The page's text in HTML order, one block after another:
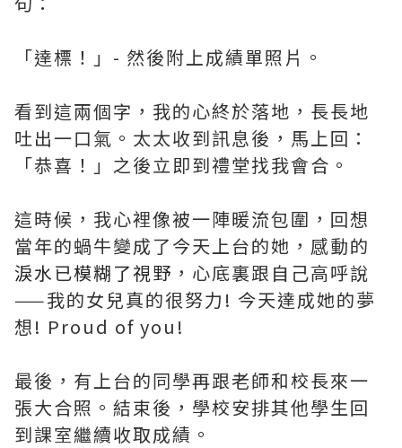
「達標！」- 然後附上成績單照片。
看到這兩個字，我的心終於落地，長長地
吐出一口氣。太太收到訊息後，馬上回：
「恭喜！」之後立即到禮堂找我會合。
這時候，我心裡像被一陣暖流包圍，回想
當年的蝸牛變成了今天上台的她，感動的
淚水已模糊了視野 ，心底裏跟自己高呼說
——我的女兒真的很努力! 今天達成她的夢
想! Proud of you!
最後，有上台的同學再跟老師和校長來一
張大合照。結束後，學校安排其他學生回
到課室繼續收取成績。